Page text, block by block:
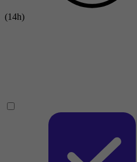
(14h)